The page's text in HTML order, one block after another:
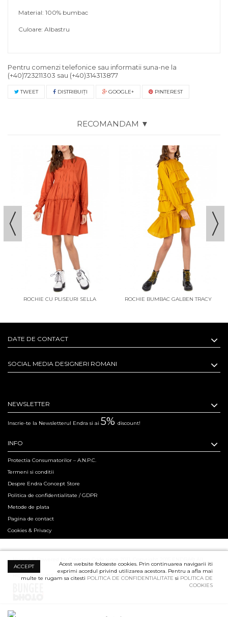
Material: 100% bumbac
Culoare: Albastru
Pentru comenzi telefonice sau informatii suna-ne la
(+40)723211303 sau (+40)314313877
TWEET DISTRIBUIŢI GOOGLE+ PINTEREST
RECOMANDAM ▼
ROCHIE CU PLISEURI SELLA ROCHIE BUMBAC GALBEN TRACY
DATE DE CONTACT
SOCIAL MEDIA DESIGNERI ROMANI
NEWSLETTER
Inscrie-te la Newsletterul Endra si ai 5% discount!
INFO
Protectia Consumatorilor – A.N.P.C.
Termeni si conditii
Despre Endra Concept Store
Politica de confidentialitate / GDPR
Metode de plata
Pagina de contact
Cookies & Privacy
Hosted & Powered by Creation Code since 2011. Copyright 2015 ENDRA® All
Rights Reserved. Professional Product Photography Services ensured by
ACCEPT
Acest website foloseste cookies. Prin continuarea navigarii iti
exprimi acordul privind utilizarea acestora. Pentru a afla mai
multe te rugam sa citesti POLITICA DE CONFIDENTIALITATE si POLITICA DE
COOKIES